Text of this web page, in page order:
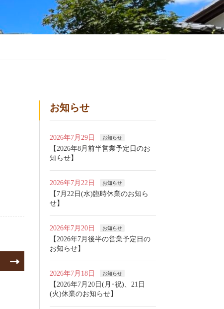
お知らせ
2026年7月29日 お知らせ
【2026年8月前半営業予定日のお
知らせ】
2026年7月22日 お知らせ
【7月22日(水)臨時休業のお知ら
せ】
2026年7月20日 お知らせ
【2026年7月後半の営業予定日の
お知らせ】
2026年7月18日 お知らせ
【2026年7月20日(月･祝)、21日
(火)休業のお知らせ】